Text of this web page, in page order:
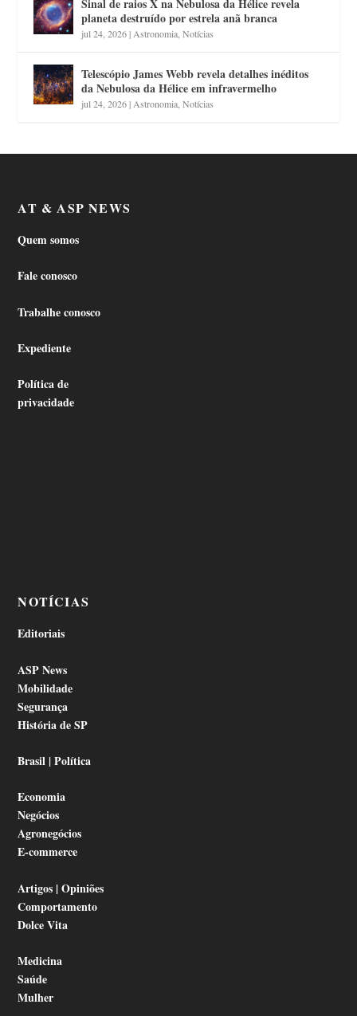
Sinal de raios X na Nebulosa da Hélice revela
planeta destruído por estrela anã branca
jul 24, 2026| Astronomia ,Notícias
Telescópio James Webb revela detalhes inéditos
da Nebulosa da Hélice em infravermelho
jul 24, 2026| Astronomia ,Notícias
AT & ASP NEWS
Quem somos
Fale conosco
Trabalhe conosco
Expediente
Política de
privacidade
NOTÍCIAS
Editoriais
ASP News
Mobilidade
Segurança
História de SP
Brasil | Política
Economia
Negócios
Agronegócios
E-commerce
Artigos | Opiniões
Comportamento
Dolce Vita
Medicina
Saúde
Mulher